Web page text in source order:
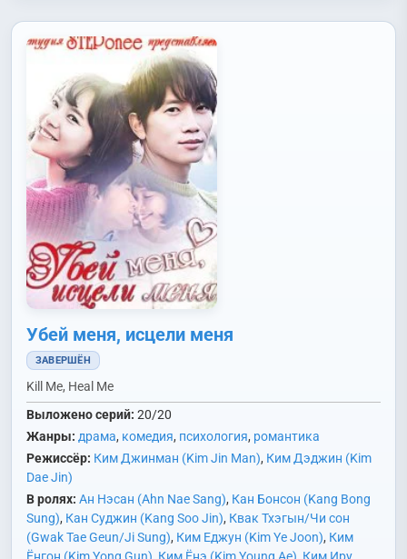
Убей меня, исцели меня
ЗАВЕРШЁН
Kill Me, Heal Me
Выложено серий: 20/20
Жанры: драма, комедия, психология, романтика
Режиссёр: Ким Джинман (Kim Jin Man), Ким Дэджин (Kim
Dae Jin)
В ролях: Ан Нэсан (Ahn Nae Sang), Кан Бонсон (Kang Bong
Sung), Кан Суджин (Kang Soo Jin), Квак Тхэгын/Чи сон
(Gwak Tae Geun/Ji Sung), Ким Еджун (Kim Ye Joon), Ким